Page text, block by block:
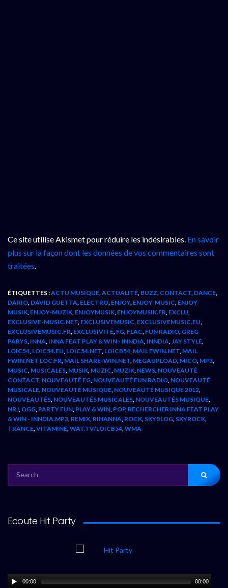
Ce site utilise Akismet pour réduire les indésirables. En savoir
plus sur la façon dont les données de vos commentaires sont
traitées.
ÉTIQUETTES :ACTU MUSIQUE,ACTUALITÉ, BUZZ, CONTACT, DANCE,
DARIO, DAVID GUETTA, ELECTRO, ENJOY, ENJOY-MUSIC, ENJOY-
MUSIK, ENJOY-MUZIK, ENJOYMUSIK, ENJOYMUSIK.FR, EXCLU,
EXCLUSIVE-MUSIC.NET, EXCLUSIVEMUSIC, EXCLUSIVEMUSIC.EU,
EXCLUSIVEMUSIC.FR, EXCLUSIVITÉ, FG, FLAC, FUN RADIO, GREG
PARYS, INNA, INNA FEAT PLAY & WIN - INNDIA, INNDIA,JAY STYLE,
LOIC54, LOIC54.EU, LOIC54.NET, LOICB54, MAIL FWIN.NET, MAIL
FWIN.NET LOC:FR, MAIL SHARE-WIN.NET, MEGAUPLOAD, MICO, MP3,
MUSIC, MUSICALES, MUSIK, MUZIC, MUZIK, NEWS, NOUVEAUTÉ
CONTACT, NOUVEAUTÉ FG, NOUVEAUTÉ FUN RADIO, NOUVEAUTÉ
MUSICALE, NOUVEAUTÉ MUSIQUE, NOUVEAUTÉ MUSIQUE 2012,
NOUVEAUTÉS, NOUVEAUTÉS MUSICALES, NOUVEAUTÉS MUSIQUE,
NRJ, OGG, PARTY FUN, PLAY & WIN, POP, RECHERCHER INNA FEAT PLAY
& WIN - INNDIA.MP3, REMIX, RIHANNA, ROCK, SKYBLOG, SKYROCK,
TRANCE,VITAMINE,WAT.TV/LOICB54,WMA
FOR:
Ecoute Hit Party
00:00 00:00